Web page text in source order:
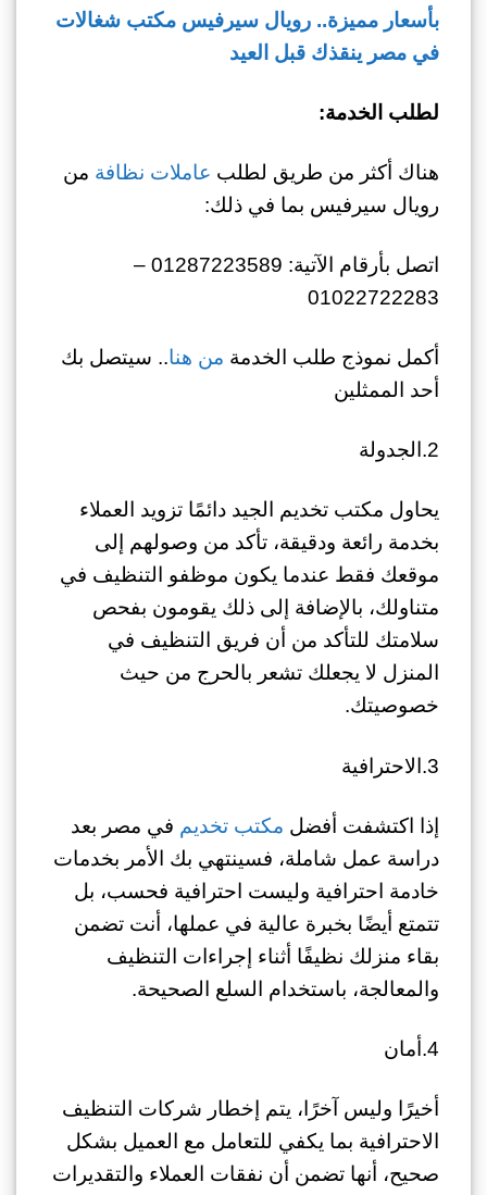
بأسعار مميزة.. رويال سيرفيس مكتب شغالات
في مصر ينقذك قبل العيد
لطلب الخدمة:
هناك أكثر من طريق لطلب عاملات نظافة من
رويال سيرفيس بما في ذلك:
اتصل بأرقام الآتية: 01287223589 –
01022722283
أكمل نموذج طلب الخدمة من هنا.. سيتصل بك
أحد الممثلين
2.الجدولة
يحاول مكتب تخديم الجيد دائمًا تزويد العملاء
بخدمة رائعة ودقيقة، تأكد من وصولهم إلى
موقعك فقط عندما يكون موظفو التنظيف في
متناولك، بالإضافة إلى ذلك يقومون بفحص
سلامتك للتأكد من أن فريق التنظيف في
المنزل لا يجعلك تشعر بالحرج من حيث
خصوصيتك.
3.الاحترافية
إذا اكتشفت أفضل مكتب تخديم في مصر بعد
دراسة عمل شاملة، فسينتهي بك الأمر بخدمات
خادمة احترافية وليست احترافية فحسب، بل
تتمتع أيضًا بخبرة عالية في عملها، أنت تضمن
بقاء منزلك نظيفًا أثناء إجراءات التنظيف
والمعالجة، باستخدام السلع الصحيحة.
4.أمان
أخيرًا وليس آخرًا، يتم إخطار شركات التنظيف
الاحترافية بما يكفي للتعامل مع العميل بشكل
صحيح، أنها تضمن أن نفقات العملاء والتقديرات